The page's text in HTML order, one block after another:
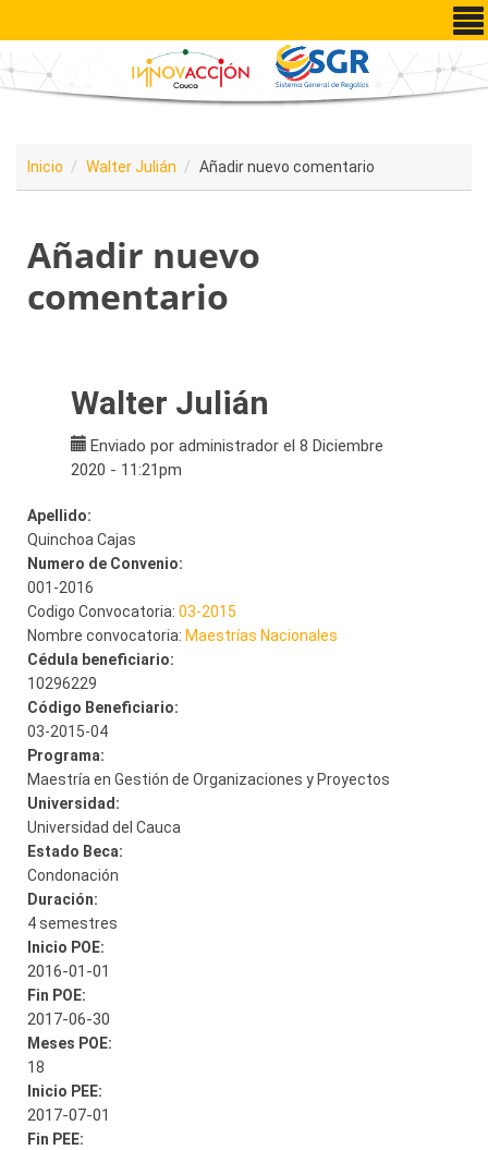
Pasar al contenido principal
Inicio Walter Julián Añadir nuevo comentario
Añadir nuevo
comentario
Walter Julián
Enviado por administrador el 8 Diciembre
2020 - 11:21pm
Apellido:
Quinchoa Cajas
Numero de Convenio:
001-2016
Codigo Convocatoria: 03-2015
Nombre convocatoria: Maestrías Nacionales
Cédula beneficiario:
10296229
Código Beneficiario:
03-2015-04
Programa:
Maestría en Gestión de Organizaciones y Proyectos
Universidad:
Universidad del Cauca
Estado Beca:
Condonación
Duración:
4 semestres
Inicio POE:
2016-01-01
Fin POE:
2017-06-30
Meses POE:
18
Inicio PEE:
2017-07-01
Fin PEE: